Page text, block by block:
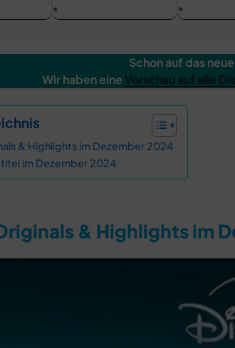
Schon auf das
Wir haben eine Vorschau auf alle
& Highlights im Dezember 2024
im Dezember 2024
& Highlights im